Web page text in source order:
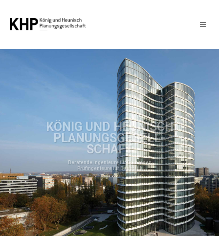
KÖ­NIG UND
PLA­NUNGS­GE­SELL­
SCHAFT